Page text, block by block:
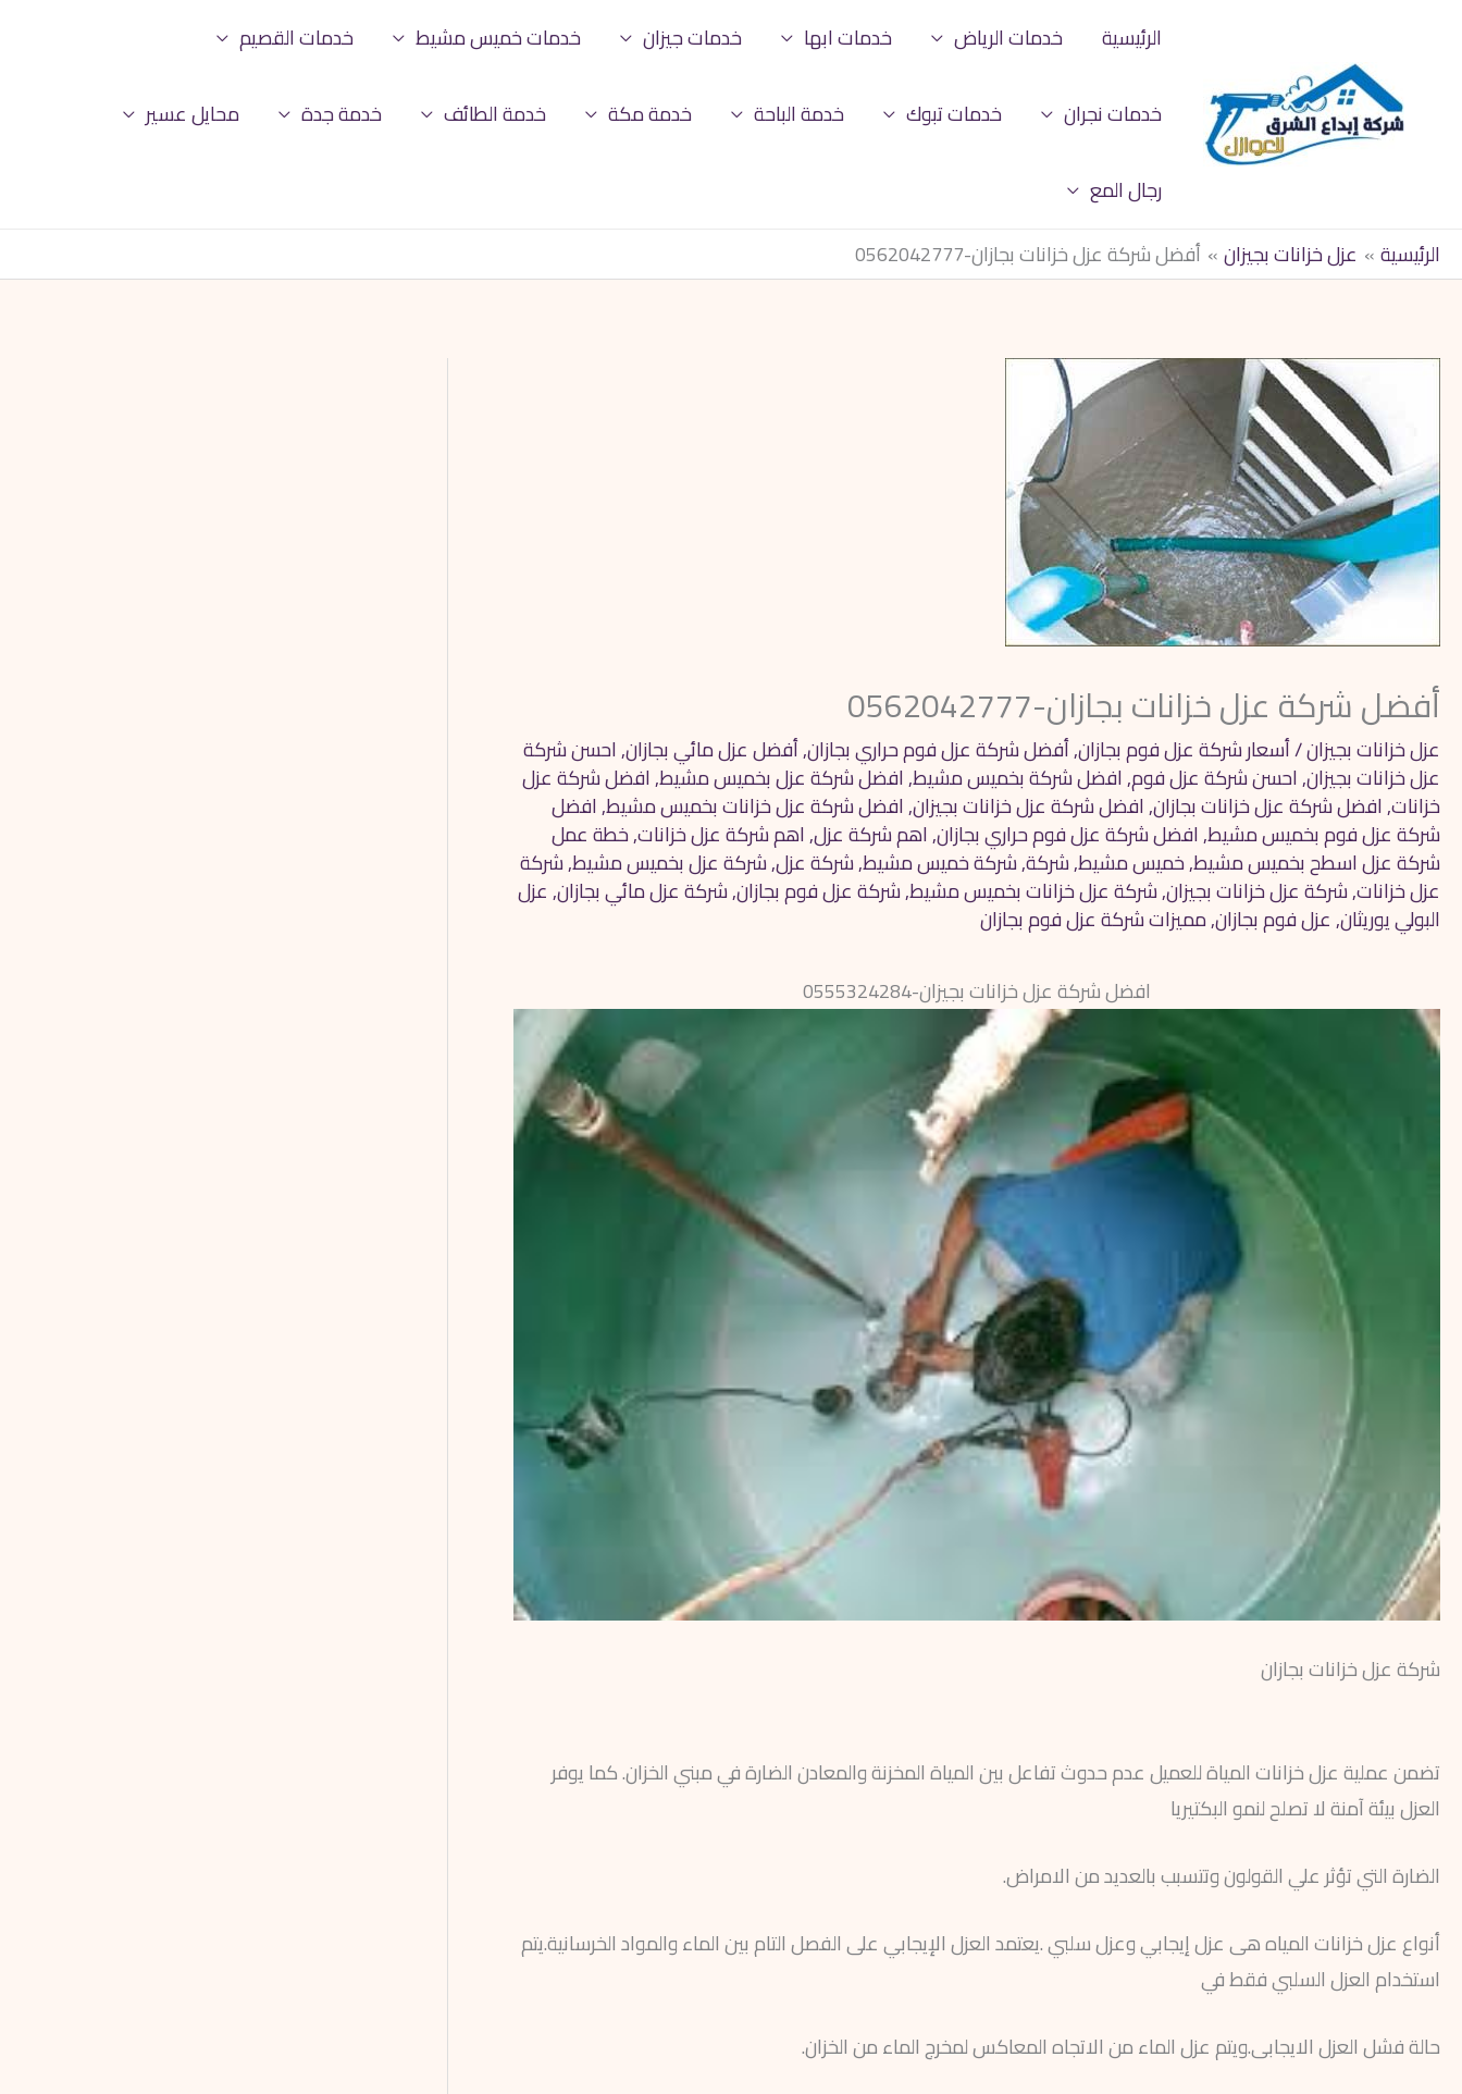
المحتوى
الرئيسية خدمات الرياض خدمات ابها خدمات جيزان خدمات خميس مشيط خدمات القصيم
خدمات نجران خدمات تبوك خدمة الباحة خدمة مكة خدمة الطائف خدمة جدة محايل عسير
رجال المع
الرئيسية
عزل خزانات بجيزان أفضل شركة عزل خزانات بجازان-0562042777
أفضل شركة عزل خزانات بجازان-0562042777
عزل خزانات بجيزان/أسعار شركة عزل فوم بجازان,أفضل شركة عزل فوم حراري بجازان,أفضل عزل مائي بجازان,احسن شركة
عزل خزانات بجيزان,احسن شركة عزل فوم,افضل شركة بخميس مشيط,افضل شركة عزل بخميس مشيط,افضل شركة عزل
خزانات,افضل شركة عزل خزانات بجازان,افضل شركة عزل خزانات بجيزان,افضل شركة عزل خزانات بخميس مشيط,افضل
شركة عزل فوم بخميس مشيط,افضل شركة عزل فوم حراري بجازان,اهم شركة عزل,اهم شركة عزل خزانات,خطة عمل
شركة عزل اسطح بخميس مشيط,خميس مشيط,شركة,شركة خميس مشيط,شركة عزل,شركة عزل بخميس مشيط,شركة
عزل خزانات,شركة عزل خزانات بجيزان,شركة عزل خزانات بخميس مشيط,شركة عزل فوم بجازان,شركة عزل مائي بجازان,عزل
البولي يوريثان,عزل فوم بجازان,مميزات شركة عزل فوم بجازان
افضل شركة عزل خزانات بجيزان-0555324284
شركة عزل خزانات بجازان
تضمن عملية عزل خزانات المياة للعميل عدم حدوث تفاعل بين المياة المخزنة والمعادن الضارة في مبني الخزان. كما يوفر
العزل بيئة آمنة لا تصلح لنمو البكتيريا
الضارة التي تؤثر علي القولون وتتسبب بالعديد من الامراض.
أنواع عزل خزانات المياه هى عزل إيجابي وعزل سلبي .يعتمد العزل الإيجابي على الفصل التام بين الماء والمواد الخرسانية.يتم
استخدام العزل السلبي فقط في
حالة فشل العزل الايجابى.ويتم عزل الماء من الاتجاه المعاكس لمخرج الماء من الخزان.